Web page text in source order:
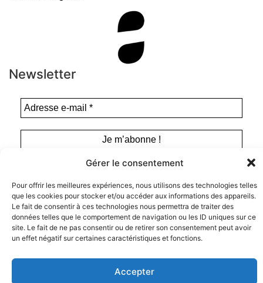
Gérer le consentement
Pour offrir les meilleures expériences, nous utilisons des technologies telles
que les cookies pour stocker et/ou accéder aux informations des appareils.
Le fait de consentir à ces technologies nous permettra de traiter des
données telles que le comportement de navigation ou les ID uniques sur ce
site. Le fait de ne pas consentir ou de retirer son consentement peut avoir
un effet négatif sur certaines caractéristiques et fonctions.
Accepter
Newsletter
Instagram
Tous droits de représentation, de
Anamosa, 2022.